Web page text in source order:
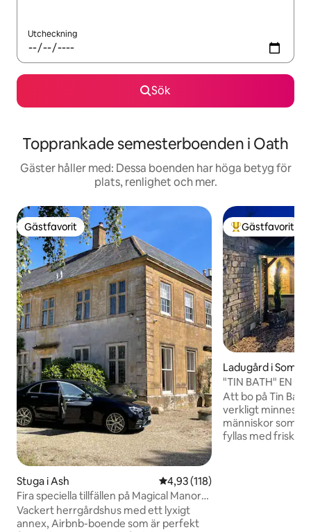
Utcheckning
Sök
Topprankade semesterboenden i Oath
Gäster håller med: Dessa boenden har höga betyg för
plats, renlighet och mer.
Gästfavorit
Gästfavorit
Stuga i Ash 4,93 av 5 i genomsnittligt
4,93 (118)
Fira speciella tillfällen på Magical Manor
House
Vackert herrgårdshus med ett lyxigt
annex, Airbnb-boende som är perfekt
Populär
Gästfavorit
Ladugård i
"TIN BATH" EN
SITT NAMN
Att bo på Tin
verkligt
människor som
fyllas med frisk